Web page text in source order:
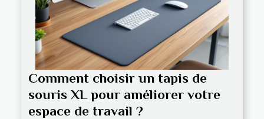
Comment choisir un tapis de
souris XL pour améliorer votre
espace de travail ?